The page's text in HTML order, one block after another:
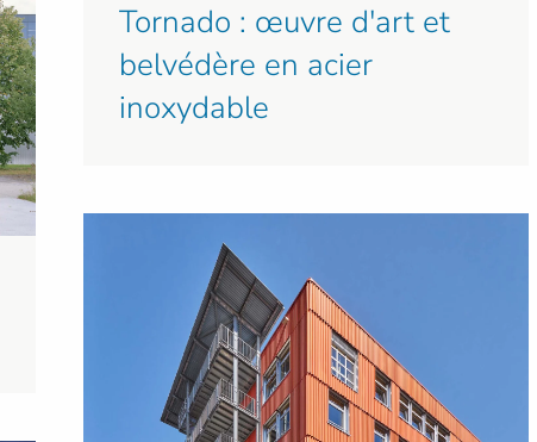
Tornado : œuvre d'art et
belvédère en acier
inoxydable